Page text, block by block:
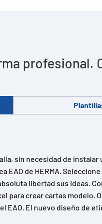
sin necesidad de instalar
EAO de HERMA.
libertad sus ideas.
para crear cartas modelo.
EAO. El nuevo diseño de